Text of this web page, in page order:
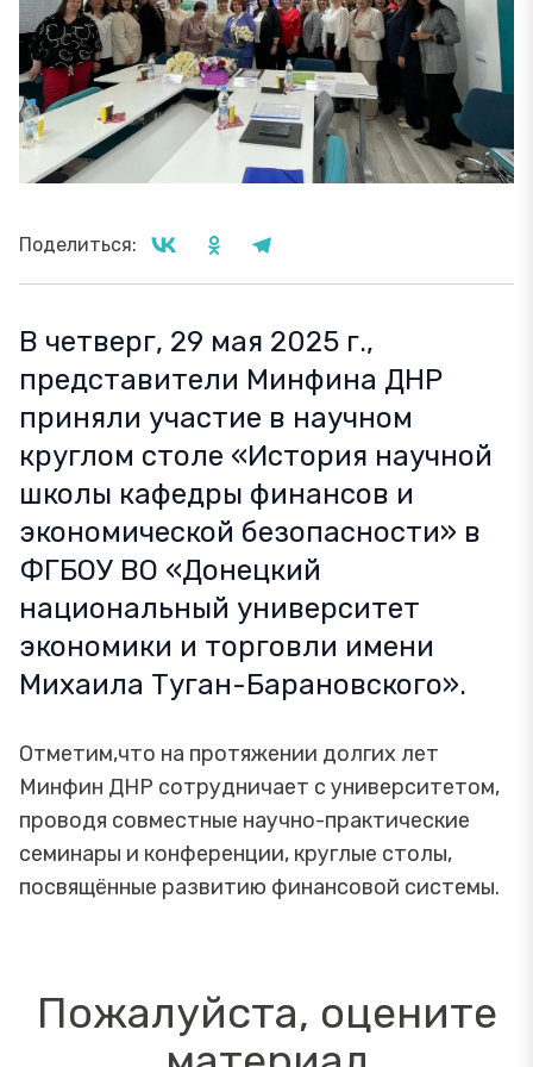
Поделиться:
В четверг, 29 мая 2025 г.,
представители Минфина ДНР
приняли участие в научном
круглом столе «История научной
школы кафедры финансов и
экономической безопасности» в
ФГБОУ ВО «Донецкий
национальный университет
экономики и торговли имени
Михаила Туган-Барановского».
Отметим,что на протяжении долгих лет
Минфин ДНР сотрудничает с университетом,
проводя совместные научно-практические
семинары и конференции, круглые столы,
посвящённые развитию финансовой системы.
Пожалуйста, оцените